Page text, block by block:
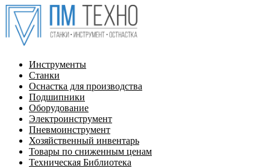
Инструменты
Станки
Оснастка для производства
Подшипники
Оборудование
Электроинструмент
Пневмоинструмент
Хозяйственный инвентарь
Товары по сниженным ценам
Техническая Библиотека